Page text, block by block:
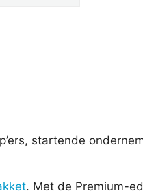
startende
. Met de Premium-